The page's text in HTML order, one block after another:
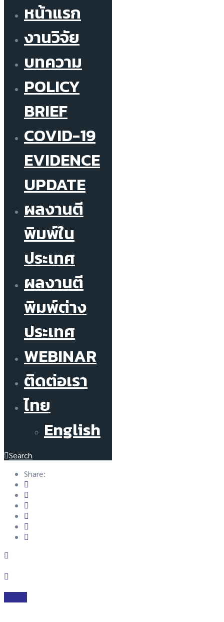
หน้าแรก
งานวิจัย
บทความ
POLICY
BRIEF
COVID-19
EVIDENCE
UPDATE
ผลงานตี
พิมพ์ใน
ประเทศ
ผลงานตี
พิมพ์ต่าง
ประเทศ
WEBINAR
ติดต่อเรา
ไทย
English
Search
Share: